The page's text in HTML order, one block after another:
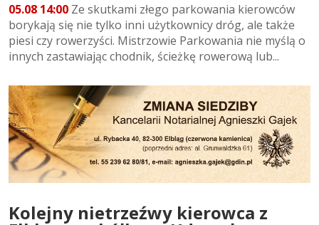
05.08 14:00 Ze skutkami złego parkowania kierowców
borykają się nie tylko inni użytkownicy dróg, ale także
piesi czy rowerzyści. Mistrzowie Parkowania nie myślą o
innych zastawiając chodnik, ścieżkę rowerową lub...
Kolejny nietrzeźwy kierowca z